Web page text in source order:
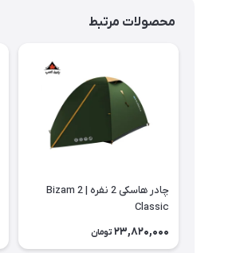
محصولات مرتبط
چادر هاسکی 2 نفره | Bizam 2
Classic
23,820,000 تومان